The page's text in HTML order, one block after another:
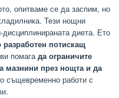
опитваме се да заспим, но
Тези нощни
диета. Ето
потискащ
помагада ограничите
мазнини през нощта и да
същевременно работи с